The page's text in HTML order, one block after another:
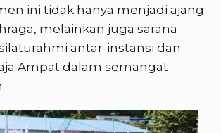
ini tidak hanya menjadi ajang
melainkan juga sarana
antar-instansi dan
Ampat dalam semangat